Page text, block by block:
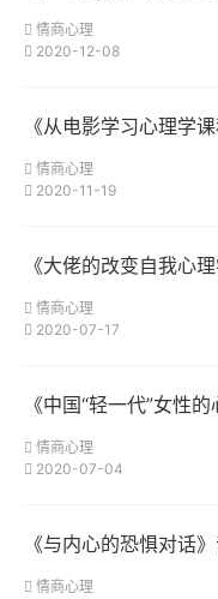
情商心理
2020-12-08
《从电影学习心理学课
情商心理
2020-11-19
《大佬的改变自我心理
情商心理
2020-07-17
《中国“轻一代”女性
情商心理
2020-07-04
《与内心的恐惧对话
情商心理